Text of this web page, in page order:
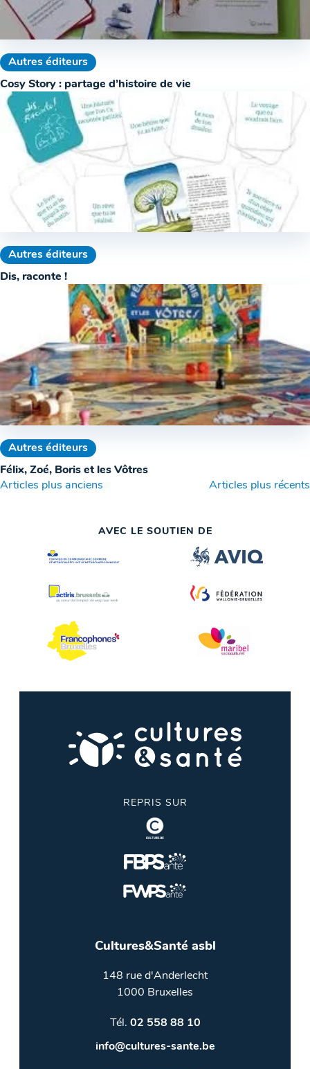
Autres éditeurs
Cosy Story : partage d’histoire de vie
Autres éditeurs
Dis, raconte !
Autres éditeurs
Félix, Zoé, Boris et les Vôtres
Navigation
articles
Articles plus anciens Articles plus récents
AVEC LE SOUTIEN DE
REPRIS SUR
Cultures&Santé asbl
148 rue d'Anderlecht
1000 Bruxelles
Tél. 02 558 88 10
info@cultures-sante.be